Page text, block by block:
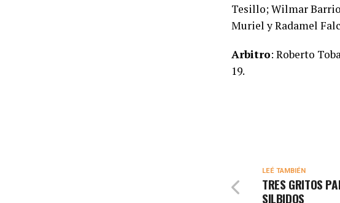
Tesillo; Wilmar
Muriel y Radamel
Arbitro: Roberto
19.
LEÉ TAMBIÉN
TRES GRITOS
SILBIDOS